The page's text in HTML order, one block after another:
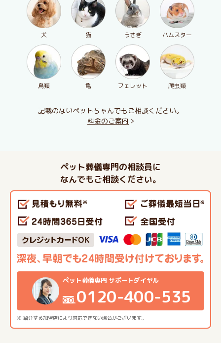
犬 猫 うさぎ ハムスター
鳥類 亀 フェレット 爬虫類
記載のないペットちゃんでもご相談ください。
料金のご案内
ペット葬儀専門の相談員に
なんでもご相談ください。
※ 紹介する加盟店により対応できない場合がございます。
ペット葬儀専門 サポートダイヤル
0120-400-535